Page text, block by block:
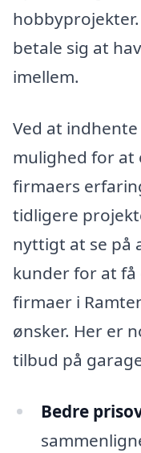
betale sig at
imellem.
Ved at
mulighed for at
firmaers
tidligere
nyttigt at se på
kunder for at få
firmaer i
ønsker. Her er
tilbud på
Bedre